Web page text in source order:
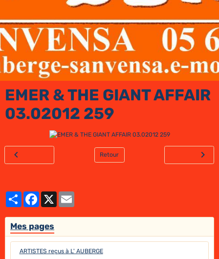
EMER & THE GIANT AFFAIR
03.02012 259
Retour
PartagerFacebook
X
Mes pages
ARTISTES reçus à L' AUBERGE